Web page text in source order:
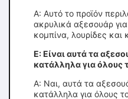
Α: Αυτό το προϊόν
ακρυλικά αξεσουάρ
κομπίνα, λουρίδες και
Ε: Είναι αυτά τα
κατάλληλα για όλους
Α: Ναι, αυτά τα
κατάλληλα για όλους